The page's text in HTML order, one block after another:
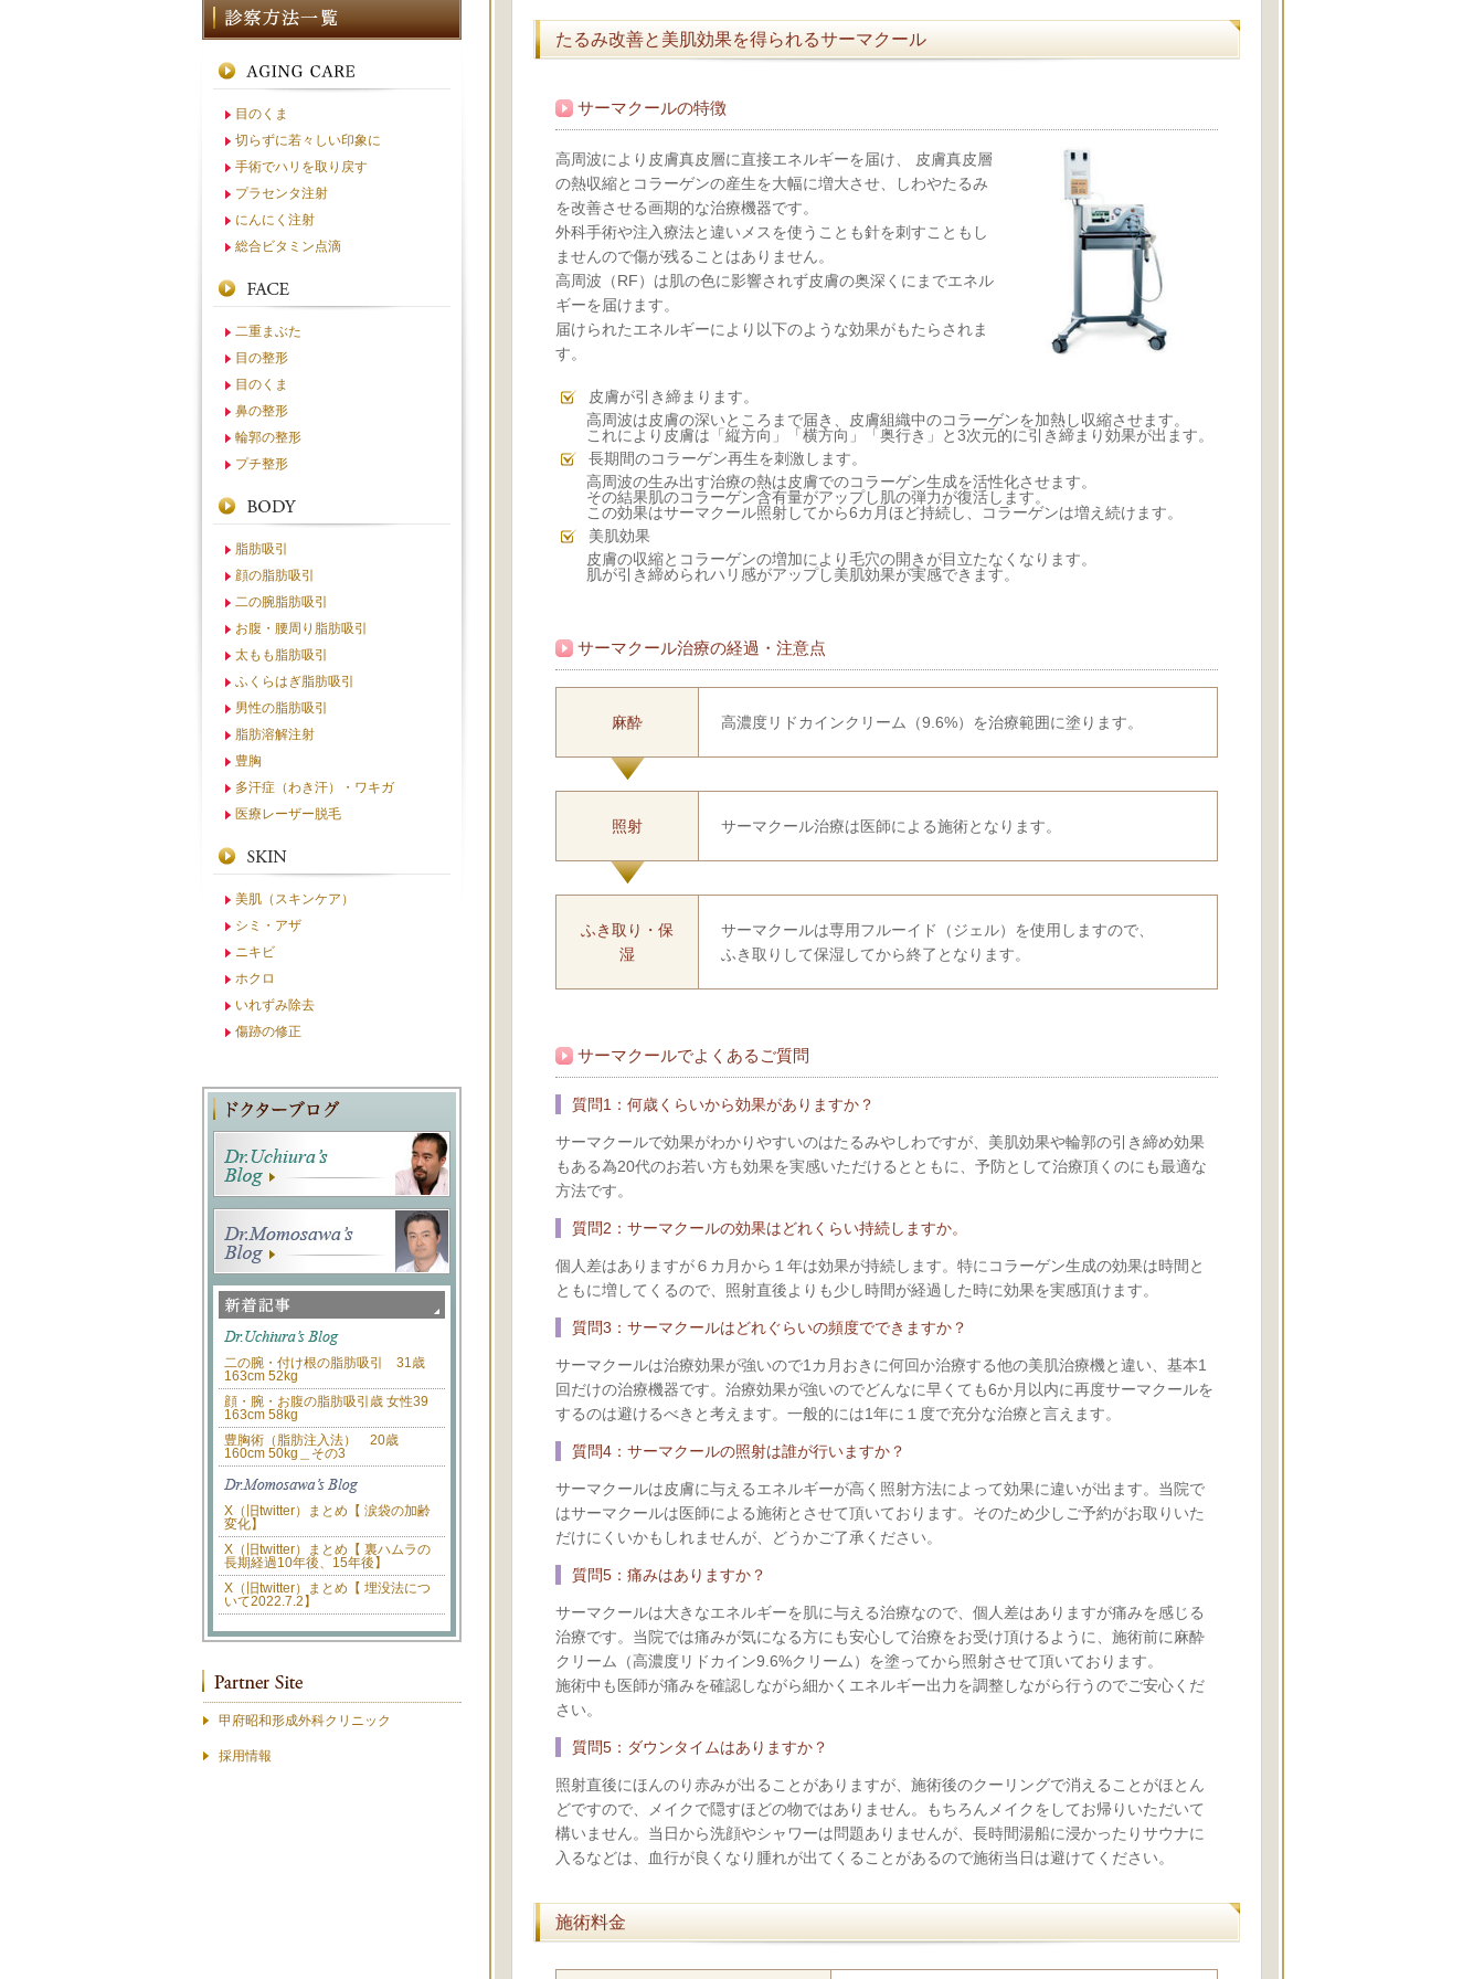
たるみ改善と美肌効果を得られるサーマクール
サーマクールの特徴
高周波により皮膚真皮層に直接エネルギーを届け、 皮膚真皮層
の熱収縮とコラーゲンの産生を大幅に増大させ、しわやたるみ
を改善させる画期的な治療機器です。
外科手術や注入療法と違いメスを使うことも針を刺すこともし
ませんので傷が残ることはありません。
高周波（RF）は肌の色に影響されず皮膚の奥深くにまでエネル
ギーを届けます。
届けられたエネルギーにより以下のような効果がもたらされま
す。
皮膚が引き締まります。
高周波は皮膚の深いところまで届き、皮膚組織中のコラーゲンを加熱し収縮させます。
これにより皮膚は「縦方向」「横方向」「奥行き」と3次元的に引き締まり効果が出ます。
長期間のコラーゲン再生を刺激します。
高周波の生み出す治療の熱は皮膚でのコラーゲン生成を活性化させます。
その結果肌のコラーゲン含有量がアップし肌の弾力が復活します。
この効果はサーマクール照射してから6カ月ほど持続し、コラーゲンは増え続けます。
美肌効果
皮膚の収縮とコラーゲンの増加により毛穴の開きが目立たなくなります。
肌が引き締められハリ感がアップし美肌効果が実感できます。
サーマクール治療の経過・注意点
麻酔 高濃度リドカインクリーム（9.6%）を治療範囲に塗ります。
照射 サーマクール治療は医師による施術となります。
ふき取り・保
湿
サーマクールは専用フルーイド（ジェル）を使用しますので、
ふき取りして保湿してから終了となります。
サーマクールでよくあるご質問
質問1：何歳くらいから効果がありますか？
サーマクールで効果がわかりやすいのはたるみやしわですが、美肌効果や輪郭の引き締め効果
もある為20代のお若い方も効果を実感いただけるとともに、予防として治療頂くのにも最適な
方法です。
質問2：サーマクールの効果はどれくらい持続しますか。
個人差はありますが６カ月から１年は効果が持続します。特にコラーゲン生成の効果は時間と
ともに増してくるので、照射直後よりも少し時間が経過した時に効果を実感頂けます。
質問3：サーマクールはどれぐらいの頻度でできますか？
サーマクールは治療効果が強いので1カ月おきに何回か治療する他の美肌治療機と違い、基本1
回だけの治療機器です。治療効果が強いのでどんなに早くても6か月以内に再度サーマクールを
するのは避けるべきと考えます。一般的には1年に１度で充分な治療と言えます。
質問4：サーマクールの照射は誰が行いますか？
サーマクールは皮膚に与えるエネルギーが高く照射方法によって効果に違いが出ます。当院で
はサーマクールは医師による施術とさせて頂いております。そのため少しご予約がお取りいた
だけにくいかもしれませんが、どうかご了承ください。
質問5：痛みはありますか？
サーマクールは大きなエネルギーを肌に与える治療なので、個人差はありますが痛みを感じる
治療です。当院では痛みが気になる方にも安心して治療をお受け頂けるように、施術前に麻酔
クリーム（高濃度リドカイン9.6%クリーム）を塗ってから照射させて頂いております。
施術中も医師が痛みを確認しながら細かくエネルギー出力を調整しながら行うのでご安心くだ
さい。
質問5：ダウンタイムはありますか？
照射直後にほんのり赤みが出ることがありますが、施術後のクーリングで消えることがほとん
どですので、メイクで隠すほどの物ではありません。もちろんメイクをしてお帰りいただいて
構いません。当日から洗顔やシャワーは問題ありませんが、長時間湯船に浸かったりサウナに
入るなどは、血行が良くなり腫れが出てくることがあるので施術当日は避けてください。
施術料金
目のくま
切らずに若々しい印象に
手術でハリを取り戻す
プラセンタ注射
にんにく注射
総合ビタミン点滴
二重まぶた
目の整形
目のくま
鼻の整形
輪郭の整形
プチ整形
脂肪吸引
顔の脂肪吸引
二の腕脂肪吸引
お腹・腰周り脂肪吸引
太もも脂肪吸引
ふくらはぎ脂肪吸引
男性の脂肪吸引
脂肪溶解注射
豊胸
多汗症（わき汗）・ワキガ
医療レーザー脱毛
美肌（スキンケア）
シミ・アザ
ニキビ
ホクロ
いれずみ除去
傷跡の修正
二の腕・付け根の脂肪吸引 31歳
163cm 52kg
顔・腕・お腹の脂肪吸引歳 女性39
163cm 58kg
豊胸術（脂肪注入法） 20歳
160cm 50kg＿その3
X（旧twitter）まとめ【 涙袋の加齢
変化】
X（旧twitter）まとめ【 裏ハムラの
長期経過10年後、15年後】
X（旧twitter）まとめ【 埋没法につ
いて2022.7.2】
甲府昭和形成外科クリニック
採用情報